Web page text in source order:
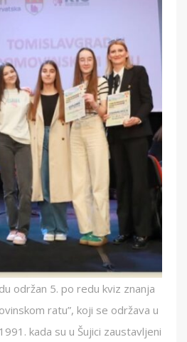
održan 5. po redu kviz znanja
ratu”, koji se održava u
kada su u Šujici zaustavljeni